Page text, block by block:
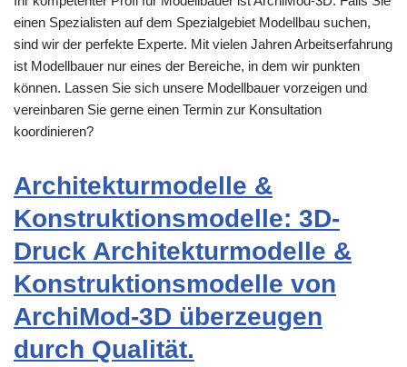
einen Spezialisten auf dem Spezialgebiet Modellbau suchen,
sind wir der perfekte Experte. Mit vielen Jahren Arbeitserfahrung
ist Modellbauer nur eines der Bereiche, in dem wir punkten
können. Lassen Sie sich unsere Modellbauer vorzeigen und
vereinbaren Sie gerne einen Termin zur Konsultation
koordinieren?
Architekturmodelle &
Konstruktionsmodelle: 3D-
Druck Architekturmodelle &
Konstruktionsmodelle von
ArchiMod-3D überzeugen
durch Qualität.